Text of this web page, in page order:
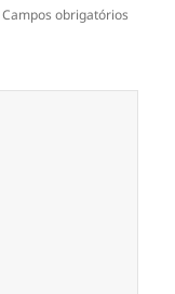
Campos obrigatórios